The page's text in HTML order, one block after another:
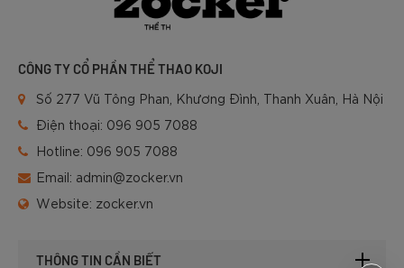
CÔNG TY CỔ PHẦN THỂ THAO KOJI
Số 277 Vũ Tông Phan, Khương Đình, Thanh Xuân, Hà Nội
Điện thoại: 096 905 7088
Hotline: 096 905 7088
Email: admin@zocker.vn
Website: zocker.vn
THÔNG TIN CẦN BIẾT